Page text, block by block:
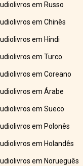
em Russo
em Chinês
em Hindi
em Turco
em Coreano
em Árabe
em Sueco
em Polonês
em Holandês
em Norueguês